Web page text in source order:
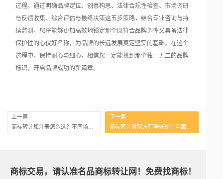
过程。通过明确品牌定位、创意构思、法律合规性检查、市场调研
与反馈收集、综合评估与最终决策这五步策略，结合专业咨询与持
续监测，您将能够更加高效地锁定那个既符合品牌调性又具备法律
保护性的心仪好名称，为品牌的长远发展奠定坚实的基础。在这个
过程中，保持耐心与细心，相信您一定能找到那个独一无二的品牌
标识，开启品牌成功的新篇章。
上一篇
下一篇
商标交易，请认准名品商标转让网！免费找商标！